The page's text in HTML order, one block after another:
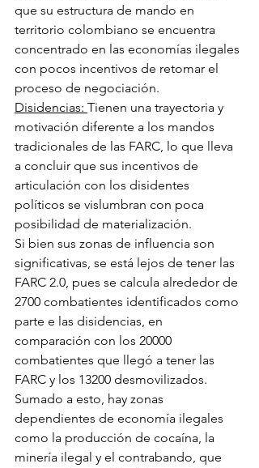
que su estructura de mando en
territorio colombiano se encuentra
concentrado en las economías ilegales
con pocos incentivos de retomar el
proceso de negociación.
Disidencias: Tienen una trayectoria y
motivación diferente a los mandos
tradicionales de las FARC, lo que lleva
a concluir que sus incentivos de
articulación con los disidentes
políticos se vislumbran con poca
posibilidad de materialización.
Si bien sus zonas de influencia son
significativas, se está lejos de tener las
FARC 2.0, pues se calcula alrededor de
2700 combatientes identificados como
parte e las disidencias, en
comparación con los 20000
combatientes que llegó a tener las
FARC y los 13200 desmovilizados.
Sumado a esto, hay zonas
dependientes de economía ilegales
como la producción de cocaína, la
minería ilegal y el contrabando, que